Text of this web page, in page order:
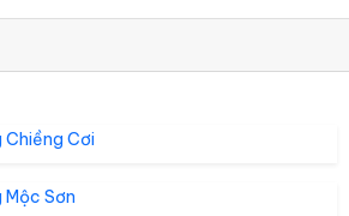
Chiềng Cơi
Mộc Sơn